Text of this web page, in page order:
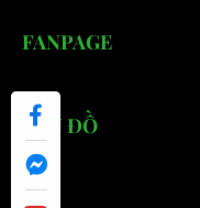
FANPAGE
BẢN ĐỒ